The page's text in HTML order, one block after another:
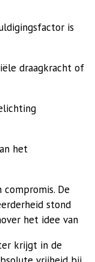
is
draagkracht of
het
De
stond
het idee van
krijgt in de